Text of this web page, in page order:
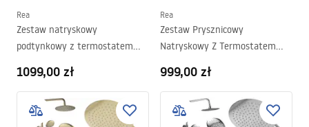
Rea
Zestaw natryskowy
podtynkowy z termostatem
BOX
1099,00 zł
Rea
Zestaw Prysznicowy
Natryskowy Z Termostatem
999,00 zł